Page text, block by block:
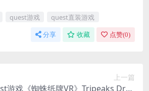
quest游戏 quest直装游戏
分享 收藏 点赞(0)
上一篇
游戏《蜘蛛纸牌VR》Tripeaks Drea